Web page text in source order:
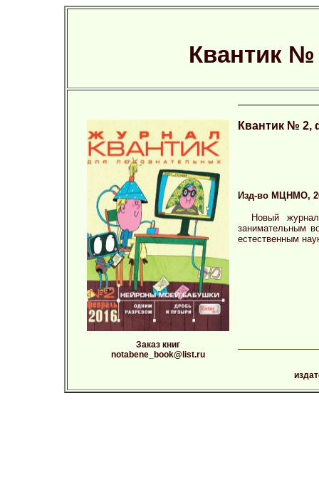
Квантик №
Квантик № 2,
Изд-во МЦНМО,
Новый
занимательным
естественным
Заказ книг
notabene_book@list.ru